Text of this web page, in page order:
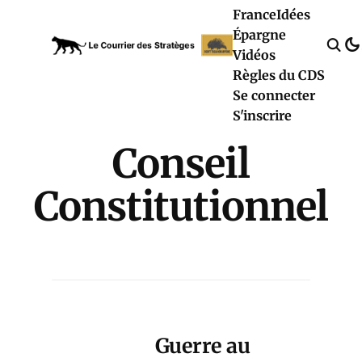
FranceIdées
Épargne
Vidéos
Règles du CDS
Se connecter
S'inscrire
Conseil
Constitutionnel
Guerre au